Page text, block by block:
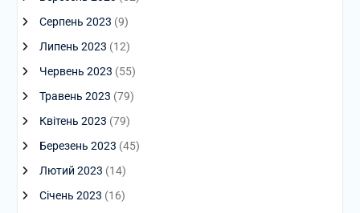
Серпень 2023 (9)
Липень 2023 (12)
Червень 2023 (55)
Травень 2023 (79)
Квітень 2023 (79)
Березень 2023 (45)
Лютий 2023 (14)
Січень 2023 (16)